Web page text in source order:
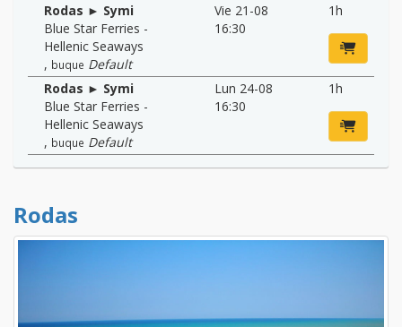
Rodas ► Symi
Blue Star Ferries -
Hellenic Seaways
, buque Default
Vie 21-08
16:30
1h
Rodas ► Symi
Blue Star Ferries -
Hellenic Seaways
, buque Default
Lun 24-08
16:30
1h
Rodas